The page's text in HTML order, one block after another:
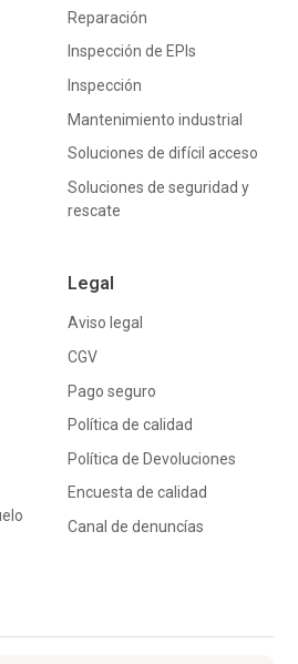
Reparación
Inspección de EPIs
Inspección
Mantenimiento industrial
Soluciones de difícil acceso
Soluciones de seguridad y
rescate
Legal
Aviso legal
CGV
Pago seguro
Política de calidad
Política de Devoluciones
Encuesta de calidad
Canal de denuncías